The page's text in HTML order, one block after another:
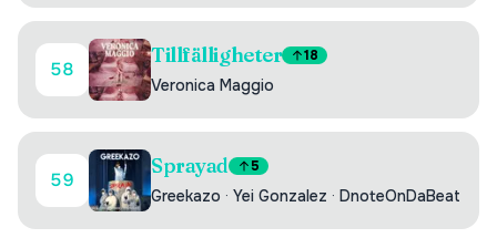
58
Tillfälligheter 18
Veronica Maggio
59
Sprayad 5
Greekazo · Yei Gonzalez · DnoteOnDaBeat